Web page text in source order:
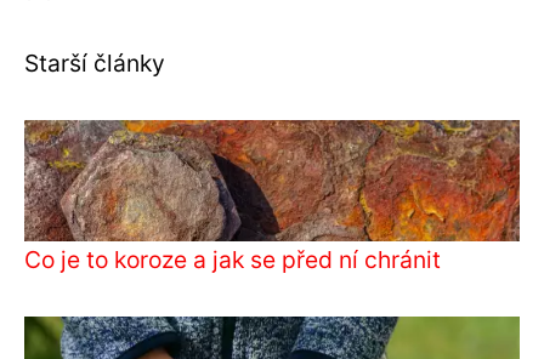
Starší články
Co je to koroze a jak se před ní chránit